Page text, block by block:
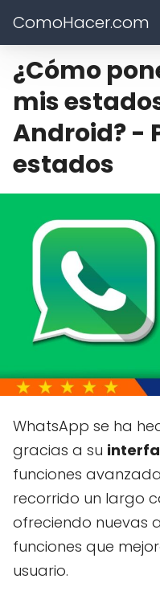
ComoHacer.com
¿Cómo
mis
Android? -
estados
WhatsApp se ha
gracias a su
funciones
recorrido un largo
ofreciendo nuevas
funciones que
usuario.